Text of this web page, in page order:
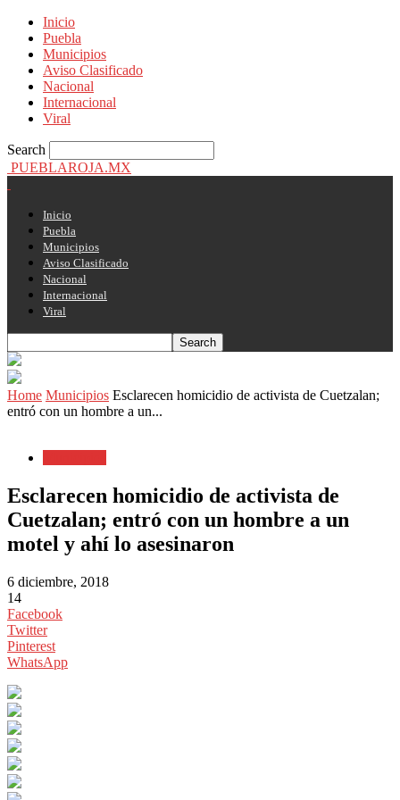
Inicio
Puebla
Municipios
Aviso Clasificado
Nacional
Internacional
Viral
Search
PUEBLAROJA.MX
Inicio
Puebla
Municipios
Aviso Clasificado
Nacional
Internacional
Viral
Home Municipios Esclarecen homicidio de activista de Cuetzalan;
entró con un hombre a un...
Esclarecen homicidio de activista de
Cuetzalan; entró con un hombre a un
motel y ahí lo asesinaron
6 diciembre, 2018
14
Facebook
Twitter
Pinterest
WhatsApp